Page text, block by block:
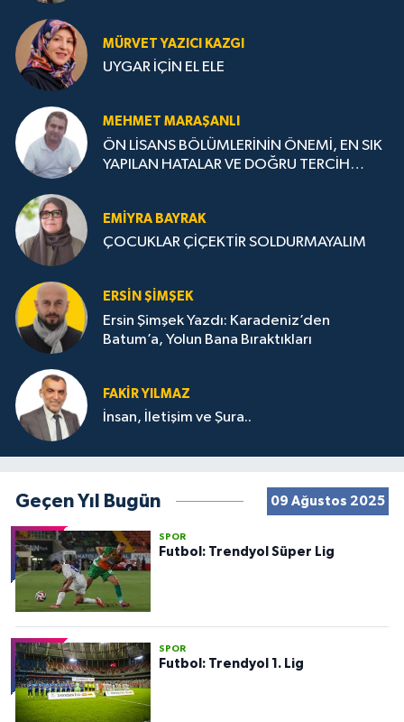
MÜRVET YAZICI KAZGI
UYGAR İÇİN EL ELE
MEHMET MARAŞANLI
ÖN LİSANS BÖLÜMLERİNİN ÖNEMİ, EN SIK
YAPILAN HATALAR VE DOĞRU TERCİH
EMIYRA BAYRAK
ÇOCUKLAR ÇİÇEKTİR SOLDURMAYALIM
ERSIN ŞIMŞEK
Ersin Şimşek Yazdı: Karadeniz’den
Batum’a, Yolun Bana Bıraktıkları
FAKIR YILMAZ
İnsan, İletişim ve Şura..
Geçen Yıl Bugün 09 Ağustos 2025
SPOR
Futbol: Trendyol Süper Lig
SPOR
Futbol: Trendyol 1. Lig